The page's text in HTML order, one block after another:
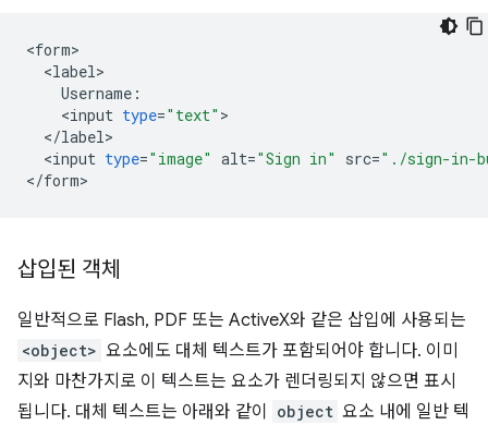
<form
<label
Username :
<input type="text"
</label
<input type="image" alt="Sign in" src="./sign-in-
</form
삽입된 객체
일반적으로 Flash, PDF 또는 ActiveX와 같은 삽입에 사용되는
<object> 요소에도 대체 텍스트가 포함되어야 합니다. 이미
지와 마찬가지로 이 텍스트는 요소가 렌더링되지 않으면 표시
됩니다. 대체 텍스트는 아래와 같이
object 요소 내에 일반 텍